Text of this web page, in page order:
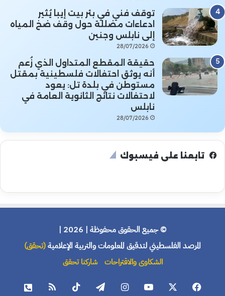
توقف فني في بئر بيت إيبا يُثير
ادعاءات مضللة حول وقف ضخ المياه
إلى نابلس وجنين
28/07/2026
حقيقة المقطع المتداول الذي زُعم
أنه يوثق احتفالات فلسطينية بمقتل
مستوطن في بلدة تل: يعود
لاحتفالات نتائج الثانوية العامة في
نابلس
28/07/2026
تابعنا على فيسبوك
© جميع الحقوق محفوظة | 2026 |
المرصد الفلسطيني لتدقيق المعلومات والتربية الإعلامية(تحقق)
الشكاوى والاقتراحات شاركنا تحقق
فيسبوك يوتيوب انستقرام تيلقرام ‫TikTok ملخص